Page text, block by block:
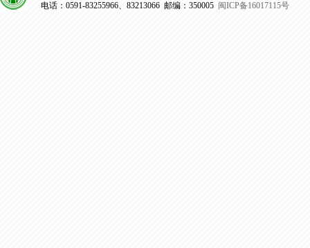
电话：0591-83255966、83213066 邮编：350005 闽ICP备16017115号